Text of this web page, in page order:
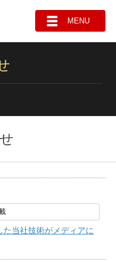
MENU
た当社技術がメディアに